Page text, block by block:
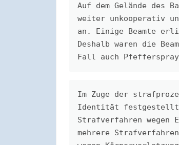
Auf dem Gelände des
weiter unkooperativ
an. Einige Beamte
Deshalb waren die
Fall auch
Im Zuge der
Identität festgestellt.
Strafverfahren wegen
mehrere Strafverfahren